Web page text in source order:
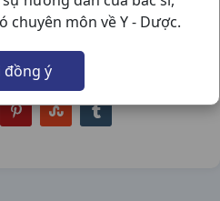
chuyên môn về Y - Dược.
đồng ý
Bị Y Tế,